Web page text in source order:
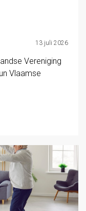
13 juli 2026
Vereniging
Vlaamse